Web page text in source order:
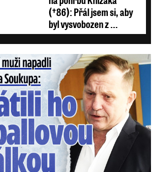
(†86): Přál jsem si, aby
byl vysvobozen z ...
Jaromíra Soukupa: Krvavá nakládačka